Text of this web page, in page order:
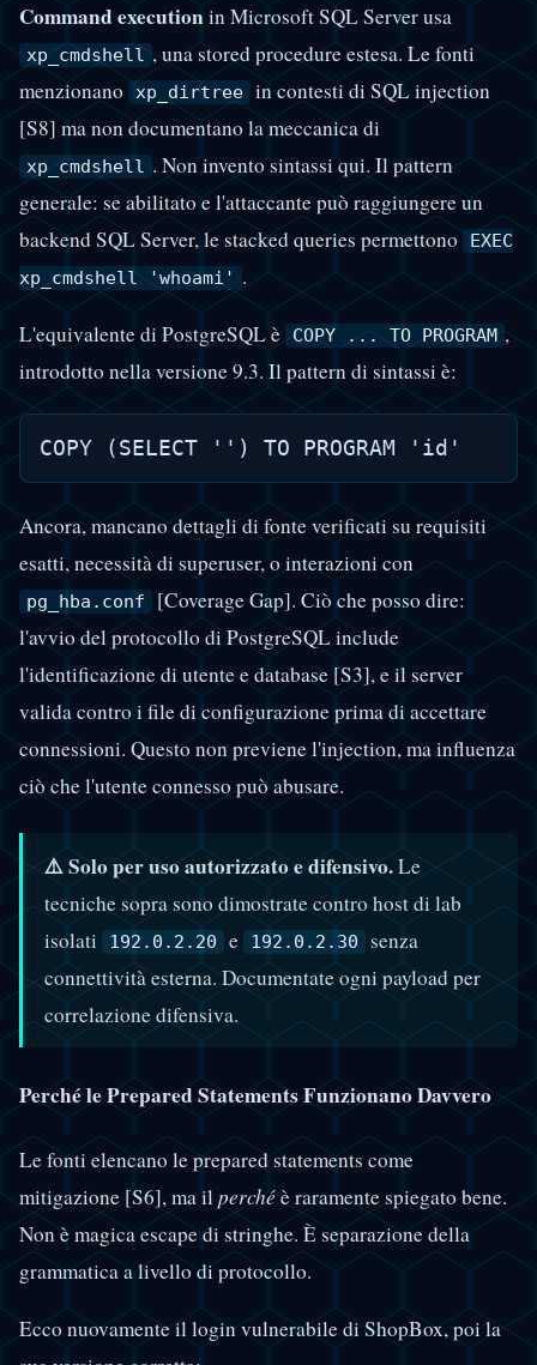
Command executionin Microsoft SQL Server usa
xp_cmdshell , una stored procedure estesa. Le fonti
menzionano
xp_dirtree in contesti di SQL injection
[S8] ma non documentano la meccanica di
xp_cmdshell . Non invento sintassi qui. Il pattern
generale: se abilitato e l'attaccante può raggiungere un
backend SQL Server, le stacked queries permettono EXEC
xp_cmdshell 'whoami' .
L'equivalente di PostgreSQL è COPY ... TO PROGRAM ,
introdotto nella versione 9.3. Il pattern di sintassi è:
Ancora, mancano dettagli di fonte verificati su requisiti
esatti, necessità di superuser, o interazioni con
pg_hba.conf
[Coverage Gap]. Ciò che posso dire:
l'avvio del protocollo di PostgreSQL include
l'identificazione di utente e database [S3], e il server
valida contro i file di configurazione prima di accettare
connessioni. Questo non previene l'injection, ma influenza
ciò che l'utente connesso può abusare.
⚠️ Solo per uso autorizzato e difensivo.Le
tecniche sopra sono dimostrate contro host di lab
isolati
192.0.2.20 e 192.0.2.30
senza
connettività esterna. Documentate ogni payload per
correlazione difensiva.
Perché le Prepared Statements Funzionano Davvero
Le fonti elencano le prepared statements come
mitigazione [S6], ma ilperchéè raramente spiegato bene.
Non è magica escape di stringhe. È separazione della
grammatica a livello di protocollo.
Ecco nuovamente il login vulnerabile di ShopBox, poi la